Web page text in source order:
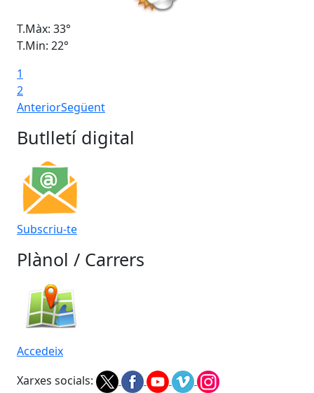
T.Màx: 33°
T.Min: 22°
1
2
AnteriorSegüent
Butlletí digital
Subscriu-te
Plànol / Carrers
Accedeix
Xarxes socials: